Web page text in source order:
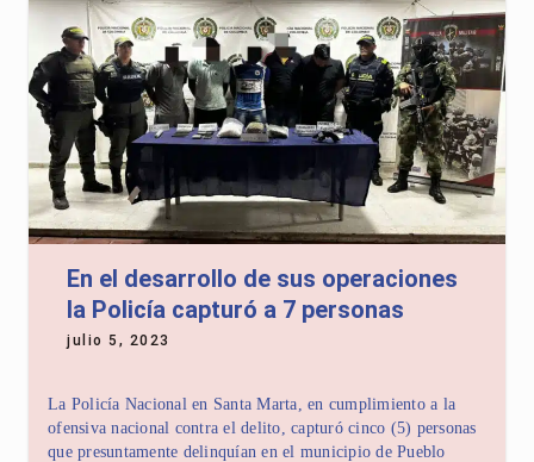
En el desarrollo de sus operaciones
la Policía capturó a 7 personas
julio 5, 2023
La Policía Nacional en Santa Marta, en cumplimiento a la
ofensiva nacional contra el delito, capturó cinco (5) personas
que presuntamente delinquían en el municipio de Pueblo